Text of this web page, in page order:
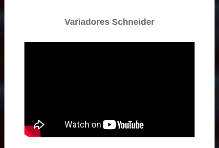
Variadores Schneider